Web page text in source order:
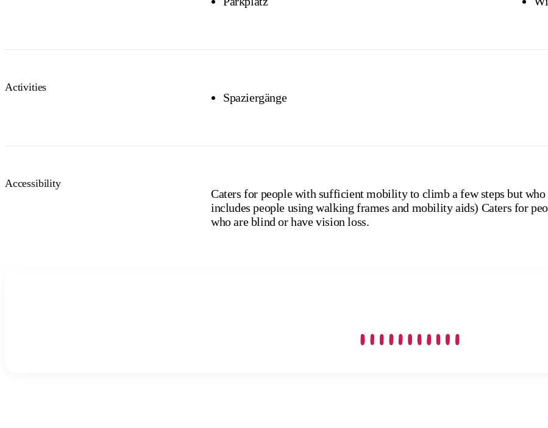
Activities
Spaziergänge
Accessibility
Caters for people with sufficient mobility to climb a few steps but
includes people using walking frames and mobility aids) Caters for
who are blind or have vision loss.